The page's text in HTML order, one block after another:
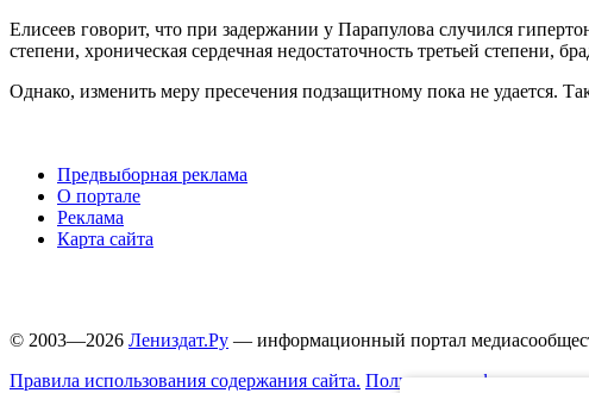
Елисеев говорит, что при задержании у Парапулова случился
степени, хроническая сердечная недостаточность третьей степени,
Однако, изменить меру пресечения подзащитному пока не удается.
Предвыборная реклама
О портале
Реклама
Карта сайта
© 2003—2026 Лениздат.Ру — информационный портал
Правила использования содержания сайта. Политика